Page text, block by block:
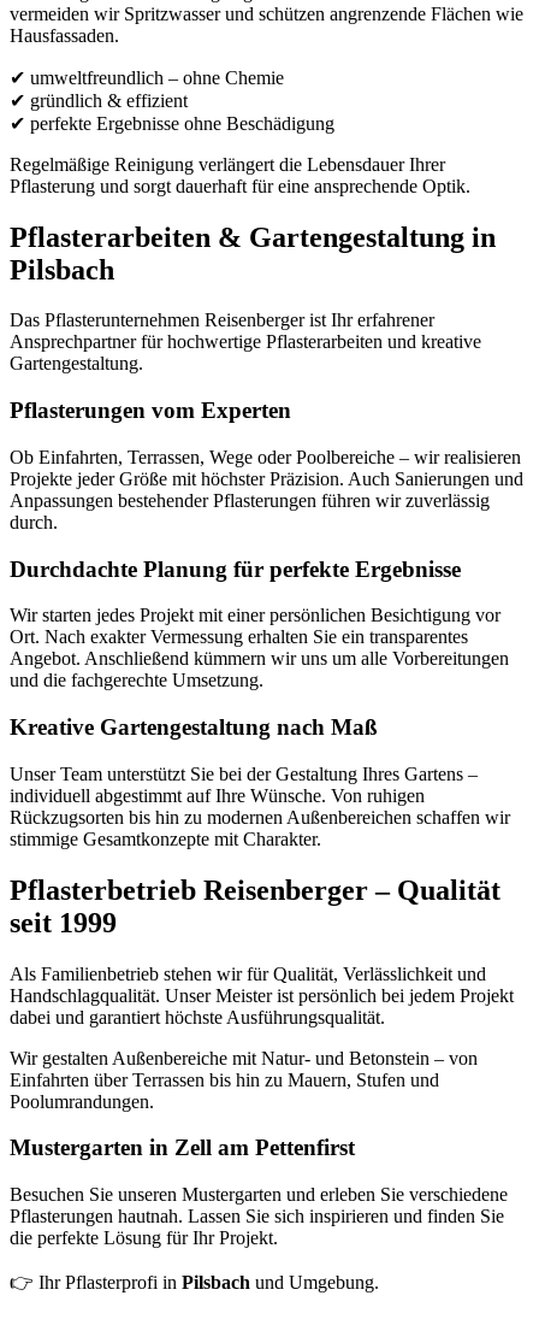
vermeiden wir Spritzwasser und schützen angrenzende Flächen wie
Hausfassaden.
✔ umweltfreundlich – ohne Chemie
✔ gründlich & effizient
✔ perfekte Ergebnisse ohne Beschädigung
Regelmäßige Reinigung verlängert die Lebensdauer Ihrer
Pflasterung und sorgt dauerhaft für eine ansprechende Optik.
Pflasterarbeiten & Gartengestaltung in
Pilsbach
Das Pflasterunternehmen Reisenberger ist Ihr erfahrener
Ansprechpartner für hochwertige Pflasterarbeiten und kreative
Gartengestaltung.
Pflasterungen vom Experten
Ob Einfahrten, Terrassen, Wege oder Poolbereiche – wir realisieren
Projekte jeder Größe mit höchster Präzision. Auch Sanierungen und
Anpassungen bestehender Pflasterungen führen wir zuverlässig
durch.
Durchdachte Planung für perfekte Ergebnisse
Wir starten jedes Projekt mit einer persönlichen Besichtigung vor
Ort. Nach exakter Vermessung erhalten Sie ein transparentes
Angebot. Anschließend kümmern wir uns um alle Vorbereitungen
und die fachgerechte Umsetzung.
Kreative Gartengestaltung nach Maß
Unser Team unterstützt Sie bei der Gestaltung Ihres Gartens –
individuell abgestimmt auf Ihre Wünsche. Von ruhigen
Rückzugsorten bis hin zu modernen Außenbereichen schaffen wir
stimmige Gesamtkonzepte mit Charakter.
Pflasterbetrieb Reisenberger – Qualität
seit 1999
Als Familienbetrieb stehen wir für Qualität, Verlässlichkeit und
Handschlagqualität. Unser Meister ist persönlich bei jedem Projekt
dabei und garantiert höchste Ausführungsqualität.
Wir gestalten Außenbereiche mit Natur- und Betonstein – von
Einfahrten über Terrassen bis hin zu Mauern, Stufen und
Poolumrandungen.
Mustergarten in Zell am Pettenfirst
Besuchen Sie unseren Mustergarten und erleben Sie verschiedene
Pflasterungen hautnah. Lassen Sie sich inspirieren und finden Sie
die perfekte Lösung für Ihr Projekt.
👉 Ihr Pflasterprofi in Pilsbach und Umgebung.